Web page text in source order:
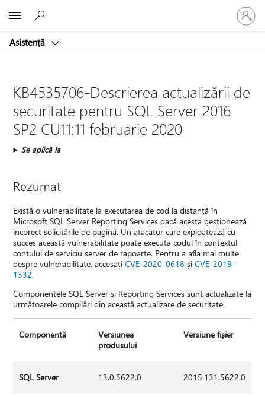
Asistență
vă
la
dvs.
KB4535706-Descrierea actualizării de
securitate pentru SQL Server 2016
SP2 CU11:11 februarie 2020
Se aplică la
Rezumat
Există o vulnerabilitate la executarea de cod la distanță în
Microsoft SQL Server Reporting Services dacă acesta gestionează
incorect solicitările de pagină. Un atacator care exploatează cu
succes această vulnerabilitate poate executa codul în contextul
contului de serviciu server de rapoarte. Pentru a afla mai multe
despre vulnerabilitate, accesațiCVE-2020-0618 șiCVE-2019-
1332.
Componentele SQL Server și Reporting Services sunt actualizate la
următoarele compilări din această actualizare de securitate.
Componentă
Versiunea
produsului
Versiune fișier
SQL Server 13.0.5622.0 2015.131.5622.0